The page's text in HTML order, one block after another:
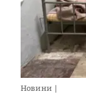
Новини